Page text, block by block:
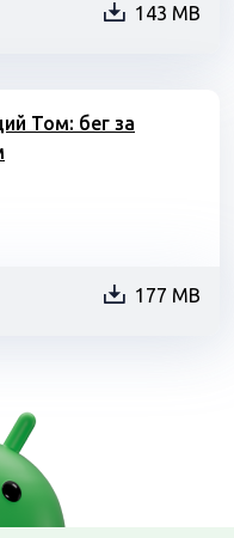
143 MB
Том: бег за
177 MB